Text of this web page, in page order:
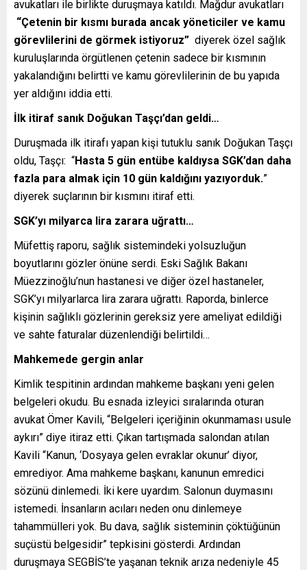
avukatları ile birlikte duruşmaya katıldı. Mağdur avukatları
“Çetenin bir kısmı burada ancak yöneticiler ve kamu
görevlilerini de görmek istiyoruz” diyerek özel sağlık
kuruluşlarında örgütlenen çetenin sadece bir kısmının
yakalandığını belirtti ve kamu görevlilerinin de bu yapıda
yer aldığını iddia etti.
İlk itiraf sanık Doğukan Taşçı’dan geldi…
Duruşmada ilk itirafı yapan kişi tutuklu sanık Doğukan Taşçı
oldu, Taşçı: “Hasta 5 gün entübe kaldıysa SGK’dan daha
fazla para almak için 10 gün kaldığını yazıyorduk.”
diyerek suçlarının bir kısmını itiraf etti.
SGK’yı milyarca lira zarara uğrattı…
Müfettiş raporu, sağlık sistemindeki yolsuzluğun
boyutlarını gözler önüne serdi. Eski Sağlık Bakanı
Müezzinoğlu’nun hastanesi ve diğer özel hastaneler,
SGK’yı milyarlarca lira zarara uğrattı. Raporda, binlerce
kişinin sağlıklı gözlerinin gereksiz yere ameliyat edildiği
ve sahte faturalar düzenlendiği belirtildi…
Mahkemede gergin anlar
Kimlik tespitinin ardından mahkeme başkanı yeni gelen
belgeleri okudu. Bu esnada izleyici sıralarında oturan
avukat Ömer Kavili, “Belgeleri içeriğinin okunmaması usule
aykırı” diye itiraz etti. Çıkan tartışmada salondan atılan
Kavili “Kanun, ‘Dosyaya gelen evraklar okunur’ diyor,
emrediyor. Ama mahkeme başkanı, kanunun emredici
sözünü dinlemedi. İki kere uyardım. Salonun duymasını
istemedi. İnsanların acıları neden onu dinlemeye
tahammülleri yok. Bu dava, sağlık sisteminin çöktüğünün
suçüstü belgesidir” tepkisini gösterdi. Ardından
duruşmaya SEGBİS’te yaşanan teknik arıza nedeniyle 45